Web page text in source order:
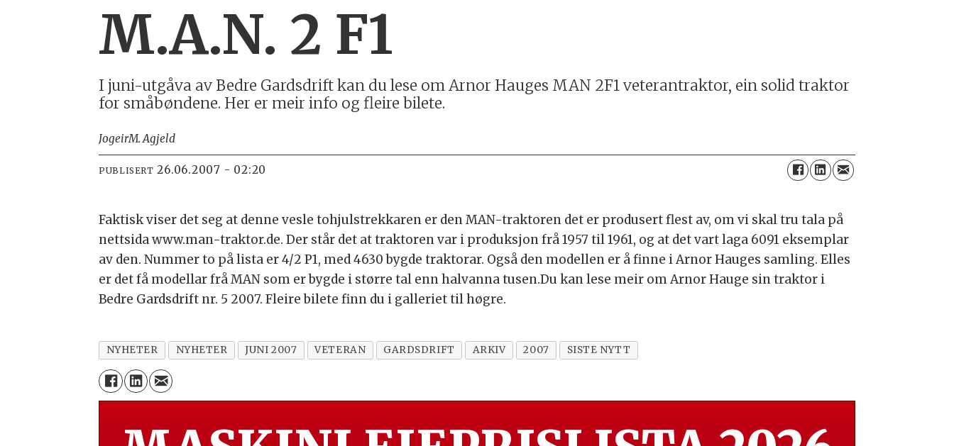
M.A.N. 2 F1
I juni-utgåva av Bedre Gardsdrift kan du lese om Arnor Hauges MAN 2F1 veterantraktor, ein solid traktor
for småbøndene. Her er meir info og fleire bilete.
JogeirM. Agjeld
PUBLISERT 26.06.2007 - 02:20
Faktisk viser det seg at denne vesle tohjulstrekkaren er den MAN-traktoren det er produsert flest av, om vi skal tru tala på
nettsida www.man-traktor.de. Der står det at traktoren var i produksjon frå 1957 til 1961, og at det vart laga 6091 eksemplar
av den. Nummer to på lista er 4/2 P1, med 4630 bygde traktorar. Også den modellen er å finne i Arnor Hauges samling. Elles
er det få modellar frå MAN som er bygde i større tal enn halvanna tusen.Du kan lese meir om Arnor Hauge sin traktor i
Bedre Gardsdrift nr. 5 2007. Fleire bilete finn du i galleriet til høgre.
NYHETER NYHETER JUNI 2007 VETERAN GARDSDRIFT ARKIV 2007 SISTE NYTT